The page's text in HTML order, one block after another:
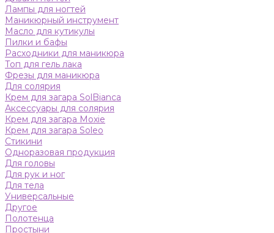
Лампы для ногтей
Маникюрный инструмент
Масло для кутикулы
Пилки и бафы
Расходники для маникюра
Топ для гель лака
Фрезы для маникюра
Для солярия
Крем для загара SolBianca
Аксессуары для солярия
Крем для загара Moxie
Крем для загара Soleo
Стикини
Одноразовая продукция
Для головы
Для рук и ног
Для тела
Универсальные
Другое
Полотенца
Простыни